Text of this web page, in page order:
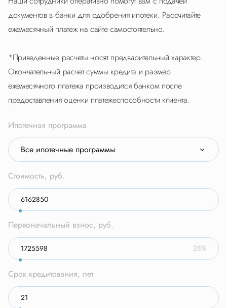
документов в банки для одобрения ипотеки. Рассчитайте
ежемесячный платёж на сайте самостоятельно.
*Приведенные расчеты носят предварительный характер.
Окончательный расчет суммы кредита и размер
ежемесячного платежа производится банком после
предоставления оценки платежеспособности клиента.
Ипотечная программа
Все ипотечные программы
Стоимость, руб.
Первоначальный взнос, руб.
28%
Срок кредитования, лет